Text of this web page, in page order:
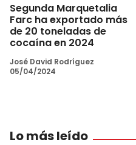
Segunda Marquetalia
Farc ha exportado más
de 20 toneladas de
cocaína en 2024
José David Rodríguez
05/04/2024
Lo más leído